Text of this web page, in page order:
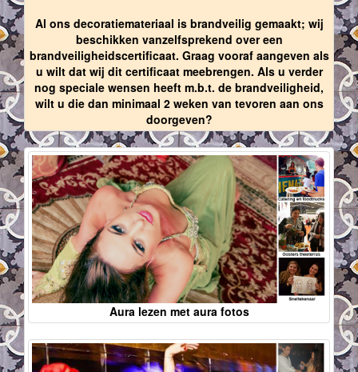
Al ons decoratiemateriaal is brandveilig gemaakt; wij
beschikken vanzelfsprekend over een
brandveiligheidscertificaat. Graag vooraf aangeven als
u wilt dat wij dit certificaat meebrengen. Als u verder
nog speciale wensen heeft m.b.t. de brandveiligheid,
wilt u die dan minimaal 2 weken van tevoren aan ons
doorgeven?
Aura lezen met aura fotos